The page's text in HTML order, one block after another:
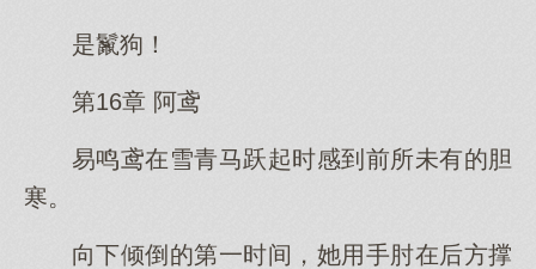
是鬣狗！
第16章 阿鸢
易鸣鸢在雪青马跃起时感到前所未有的胆
寒。
向下倾倒的第一时间，她用手肘在后方撑